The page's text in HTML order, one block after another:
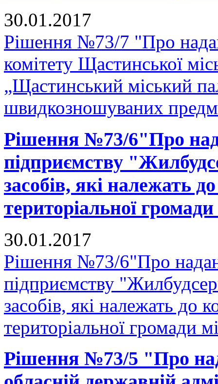
30.01.2017
Рішення №73/7 "Про
комітету Щастинської
„Щастинський міський
швидкозношуваних
Рішення №73/6"Про
підприємству
засобів, які належать
територіальної
30.01.2017
Рішення №73/6"Про
підприємству
засобів, які належать до
територіальної громади
Рішення №73/5 "Про